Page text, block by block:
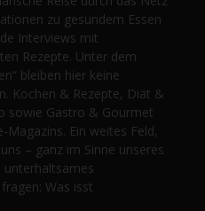
zu gesundem Essen
Interviews mit
Rezepte. Unter dem
bleiben hier keine
Kochen & Rezepte, Diät &
sowie Gastro & Gourmet
Magazins. Ein weites Feld,
– ganz im Sinne unseres
unterhaltsames
Was isst